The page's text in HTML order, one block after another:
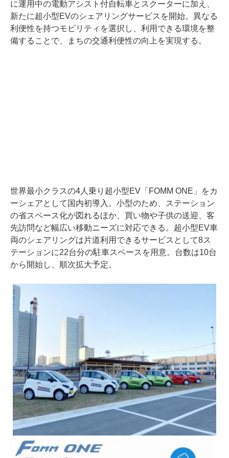
に運用中の電動アシスト付自転車とスクーターに加え、
新たに超小型EVのシェアリングサービスを開始。異なる
利便性を持つモビリティを選択し、利用できる環境を整
備することで、まちの交通利便性の向上を実現する。
世界最小クラスの4人乗り超小型EV「FOMM ONE」をカ
ーシェアとして国内初導入。小型のため、ステーション
の省スペース化が図れるほか、買い物や子供の送迎、客
先訪問など幅広い移動ニーズに対応できる。超小型EV車
両のシェアリングは片道利用できるサービスとして8ス
テーションに22台分の駐車スペースを用意。台数は10台
から開始し、順次拡大予定。